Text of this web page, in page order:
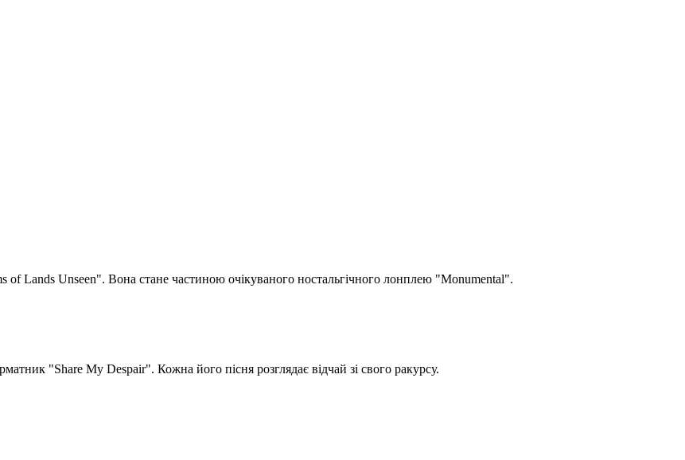
Lands Unseen". Вона стане частиною очікуваного ностальгічного лонплею "Monumental".
"Share My Despair". Кожна його пісня розглядає відчай зі свого ракурсу.